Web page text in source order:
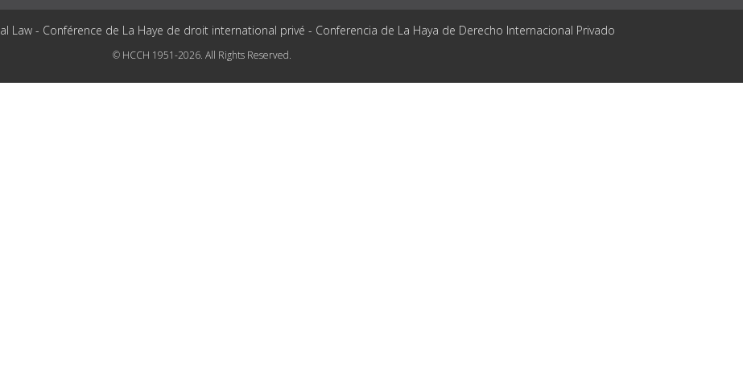
Law - Conférence de La Haye de droit international privé - Conferencia de La Haya de Derecho Internacional Privado
© HCCH 1951-2026. All Rights Reserved.